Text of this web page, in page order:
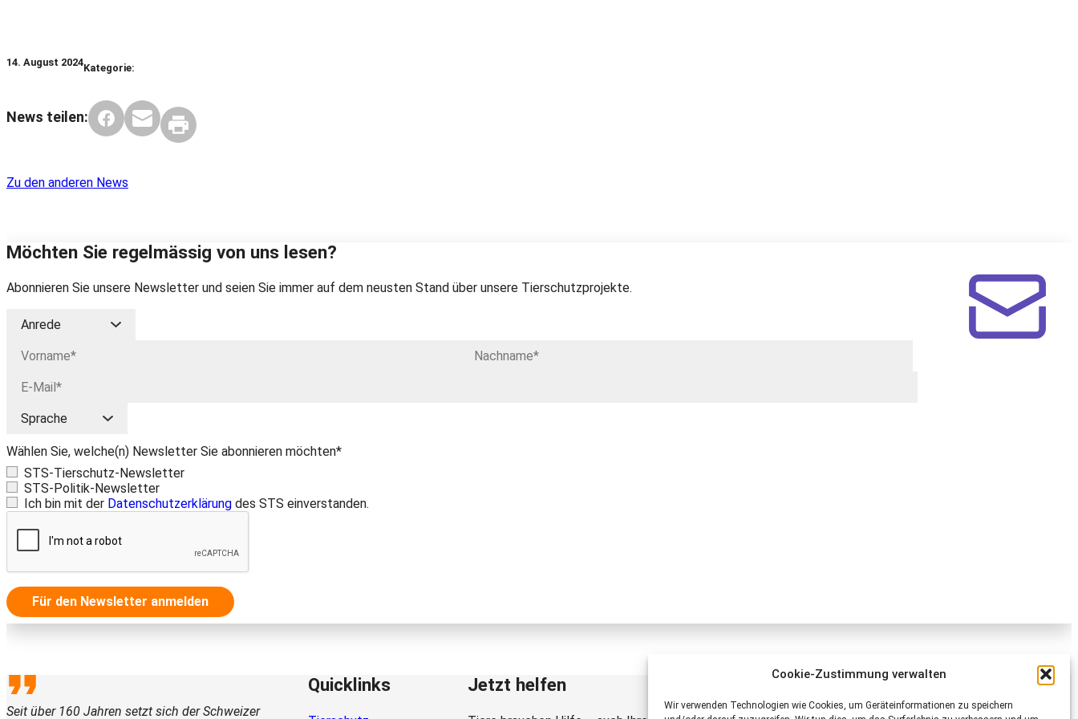
Cookie-Zustimmung verwalten
Wir verwenden Technologien wie Cookies, um Geräteinformationen zu speichern
14. August 2024Kategorie:
News teilen:
Zu den anderen News
Möchten Sie regelmässig von uns lesen?
Abonnieren Sie unsere Newsletter und seien Sie immer auf dem neusten Stand über unsere Tierschutzprojekte.
Wählen Sie, welche(n) Newsletter Sie abonnieren möchten*
STS-Tierschutz-Newsletter
STS-Politik-Newsletter
Ich bin mit der Datenschutzerklärung des STS einverstanden.
Für den Newsletter anmelden
Seit über 160 Jahren setzt sich der Schweizer
Quicklinks Jetzt helfen Schweizer Tierschutz STS